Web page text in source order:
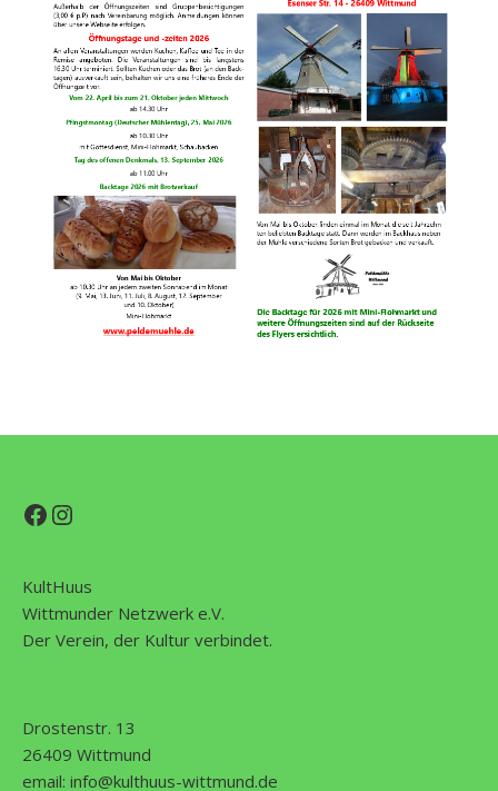
Facebook
Instagram
KultHuus
Wittmunder Netzwerk e.V.
Der Verein, der Kultur verbindet.
Drostenstr. 13
26409 Wittmund
email: info@kulthuus-wittmund.de